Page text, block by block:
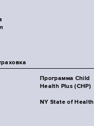
Программа Child
Health Plus (CHP)
NY State of Health